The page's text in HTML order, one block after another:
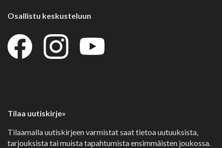
Osallistu keskusteluun
Tilaa uutiskirje»
Tilaamalla uutiskirjeen varmistat saat tietoa uutuuksista,
tarjouksista tai muista tapahtumista ensimmäisten joukossa.